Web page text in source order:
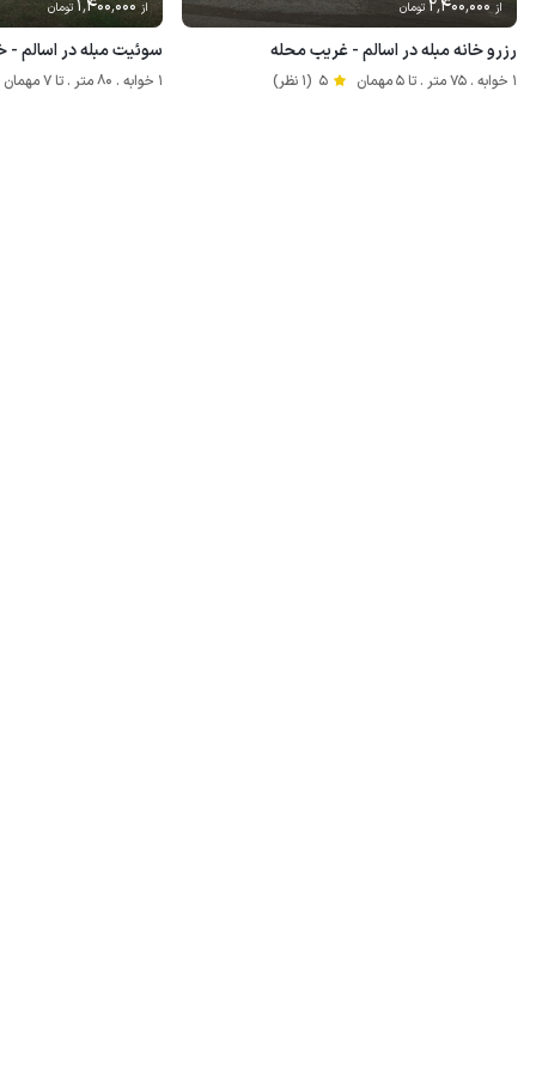
از 2٬400٬000 تومان
رزرو خانه مبله در اسالم - غریب محله
1 خوابه . 75 متر . تا 5 مهمان 5 (1 نظر)
از 1٬400٬000 تومان
سوئیت مبله در اسالم -
1 خوابه . 80 متر . تا 7 مهمان